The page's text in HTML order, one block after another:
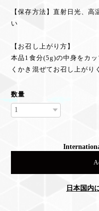
【保存方法】直射日光、
い
【お召し上がり方】
本品1食分(5g)の中身をカ
くかき混ぜてお召し上がり
数量
日本国内